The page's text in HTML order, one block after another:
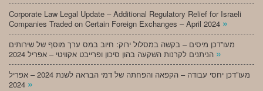
Corporate Law Legal Update – Additional Regulatory Relief for Israeli
Companies Traded on Certain Foreign Exchanges – April 2024 »
מעו”דכן מיסים – בקשה במסלול ירוק: חיוב במס ערך מוסף של שירותים
»
מעו”דכן יחסי עבודה – הקפאה והפחתה של דמי הבראה לשנת 2024 – אפריל
»